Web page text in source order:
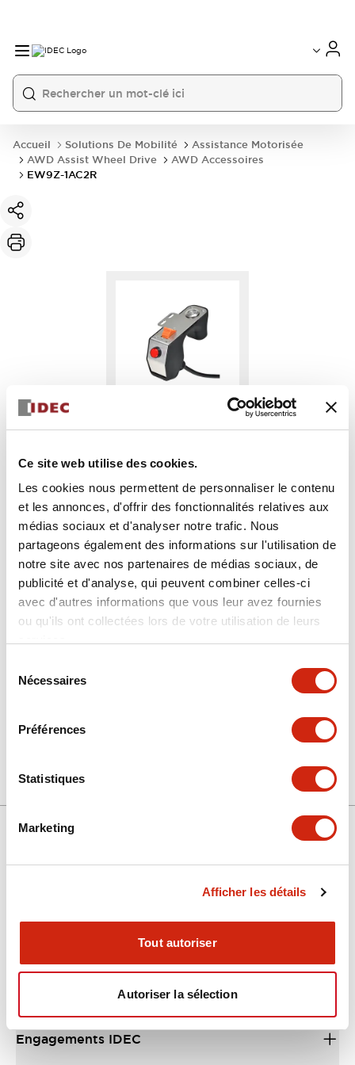
Ce site web utilise des cookies.
Les cookies nous permettent de personnaliser le contenu
et les annonces, d'offrir des fonctionnalités relatives aux
médias sociaux et d'analyser notre trafic. Nous
partageons également des informations sur l'utilisation de
notre site avec nos partenaires de médias sociaux, de
publicité et d'analyse, qui peuvent combiner celles-ci
avec d'autres informations que vous leur avez fournies
ou qu'ils ont collectées lors de votre utilisation de leurs
Nécessaires
Préférences
Statistiques
Marketing
Afficher les détails
Tout autoriser
Autoriser la sélection
Accueil Solutions De Mobilité
Assistance Motorisée
AWD Assist Wheel Drive
AWD Accessoires
EW9Z-1AC2R
EW9Z-1AC2R
Sélectionner la quantité
Ajouter au devis
Spécifications Tout développer+
Support
Ressources et documents
Engagements IDEC